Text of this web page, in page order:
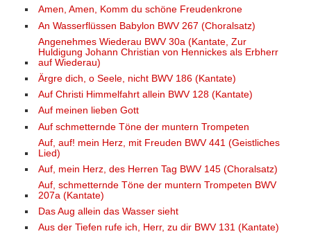
Amen, Amen, Komm du schöne Freudenkrone
An Wasserflüssen Babylon BWV 267 (Choralsatz)
Angenehmes Wiederau BWV 30a (Kantate, Zur
Huldigung Johann Christian von Hennickes als Erbherr
auf Wiederau)
Ärgre dich, o Seele, nicht BWV 186 (Kantate)
Auf Christi Himmelfahrt allein BWV 128 (Kantate)
Auf meinen lieben Gott
Auf schmetternde Töne der muntern Trompeten
Auf, auf! mein Herz, mit Freuden BWV 441 (Geistliches
Lied)
Auf, mein Herz, des Herren Tag BWV 145 (Choralsatz)
Auf, schmetternde Töne der muntern Trompeten BWV
207a (Kantate)
Das Aug allein das Wasser sieht
Aus der Tiefen rufe ich, Herr, zu dir BWV 131 (Kantate)